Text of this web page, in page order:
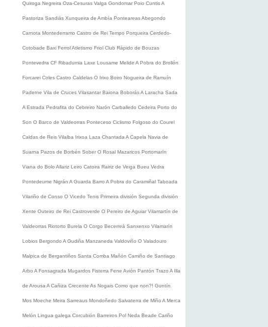
Quiroga Negreira Oza-Cesuras Valga Gondomar Poio CuntisA
Pastoriza Sandiás Xunqueira de Ambía PonteareasAbegondo
Carnota Montederramo Castro de Rei Tempo Porqueira Cerdedo-
Cotobade Baxi FerrolAtletismo Friol Club Rápido de Bouzas
Pontevedra CF Ribadumia Laxe Lousame Melide A Pobra do Brollón
Forcarei Coles Castro Caldelas O Irixo Boiro Nogueira de Ramuín
Paderne Vila de Cruces Vilasantar Baiona BoborásA Laracha Sada
A Estrada Pedrafita do Cebreiro Narón Carballedo Cedeira Porto do
Son O Barco de Valdeorras Ponteceso Ciclismo Folgoso do Courel
Caldas de Reis Vilalba Irixoa Laza Chantada A Capela Navia de
Suarna Pazos de Borbén Sober O Rosal Mazaricos Portomarín
Viana do Bolo Allariz Leiro Catoira Rairiz de Veiga Bueu Vedra
Pontedeume Nigrán A Guarda Barro A Pobra do Caramiñal Taboada
Vilariño de Conso O Vicedo Tenis Primeira división Segunda división
Xente Outeiro de Rei Castroverde O Pereiro de Aguiar Vilamartín de
Valdeorras Riotorto Burela O Corgo Becerreá Sanxenxo Vilamarín
Lobios Bergondo A Gudiña Manzaneda Valdoviño O Valadouro
Malpica de Bergantiños Santa Comba Mañón Camiño de Santiago
Arbo A Fonsagrada Mugardos Fisterra Fene Avión Pantón Trazo A Illa
de Arousa A Cañiza Crecente As Nogais Como que non?! Guntín
Mos Moeche Meira Sarreaus Mondoñedo Salvaterra de Miño A Merca
Melón Lingua galega Corcubión Barreiros Pol Neda Beade Cariño